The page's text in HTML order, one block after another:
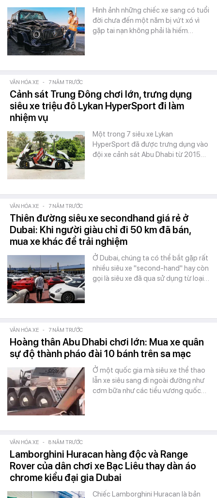
Hình ảnh những chiếc xe sang có tuổi
đời chưa đến một năm bị vứt xó vì
gặp tai nạn không phải là hiếm…
VĂN HÓA XE - 7 NĂM TRƯỚC
Cảnh sát Trung Đông chơi lớn, trưng dụng
siêu xe triệu đô Lykan HyperSport đi làm
nhiệm vụ
Một trong 7 siêu xe Lykan
HyperSport đã được trưng dụng vào
đội xe cảnh sát Abu Dhabi từ 2015…
VĂN HÓA XE - 7 NĂM TRƯỚC
Thiên đường siêu xe secondhand giá rẻ ở
Dubai: Khi người giàu chỉ đi 50 km đã bán,
mua xe khác để trải nghiệm
Ở Dubai, chúng ta có thể bắt gặp rất
nhiều siêu xe "second-hand" hay còn
gọi là siêu xe đã qua sử dụng từ loại…
VĂN HÓA XE - 7 NĂM TRƯỚC
Hoàng thân Abu Dhabi chơi lớn: Mua xe quân
sự độ thành pháo đài 10 bánh trên sa mạc
Ở một quốc gia mà siêu xe thể thao
lẫn xe siêu sang đi ngoài đường như
cơm bữa như các tiểu vương quốc…
VĂN HÓA XE - 8 NĂM TRƯỚC
Lamborghini Huracan hàng độc và Range
Rover của dân chơi xe Bạc Liêu thay dàn áo
chrome kiểu đại gia Dubai
Chiếc Lamborghini Huracan là bản